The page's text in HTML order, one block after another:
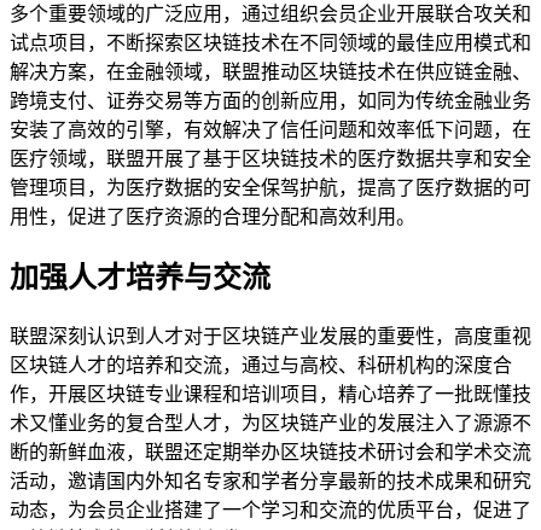
多个重要领域的广泛应用，通过组织会员企业开展联合攻关和
试点项目，不断探索区块链技术在不同领域的最佳应用模式和
解决方案，在金融领域，联盟推动区块链技术在供应链金融、
跨境支付、证券交易等方面的创新应用，如同为传统金融业务
安装了高效的引擎，有效解决了信任问题和效率低下问题，在
医疗领域，联盟开展了基于区块链技术的医疗数据共享和安全
管理项目，为医疗数据的安全保驾护航，提高了医疗数据的可
用性，促进了医疗资源的合理分配和高效利用。
加强人才培养与交流
联盟深刻认识到人才对于区块链产业发展的重要性，高度重视
区块链人才的培养和交流，通过与高校、科研机构的深度合
作，开展区块链专业课程和培训项目，精心培养了一批既懂技
术又懂业务的复合型人才，为区块链产业的发展注入了源源不
断的新鲜血液，联盟还定期举办区块链技术研讨会和学术交流
活动，邀请国内外知名专家和学者分享最新的技术成果和研究
动态，为会员企业搭建了一个学习和交流的优质平台，促进了